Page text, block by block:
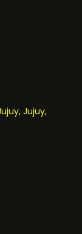
Jujuy,